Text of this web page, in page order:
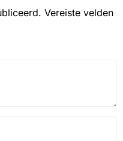
Vereiste velden